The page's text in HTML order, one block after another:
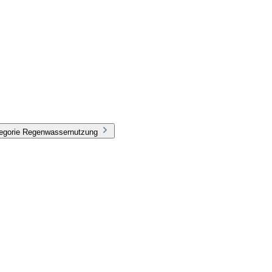
Regenwassernutzung